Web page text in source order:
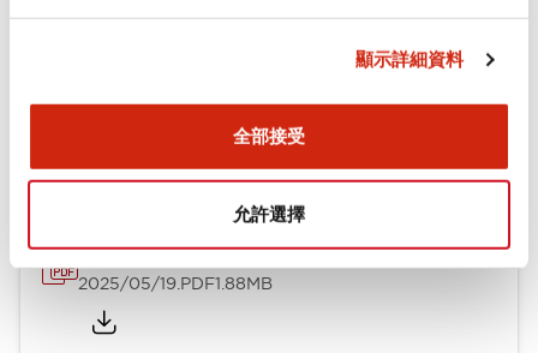
顯示詳細資料
全部接受
允許選擇
2025/05/19.PDF1.88MB